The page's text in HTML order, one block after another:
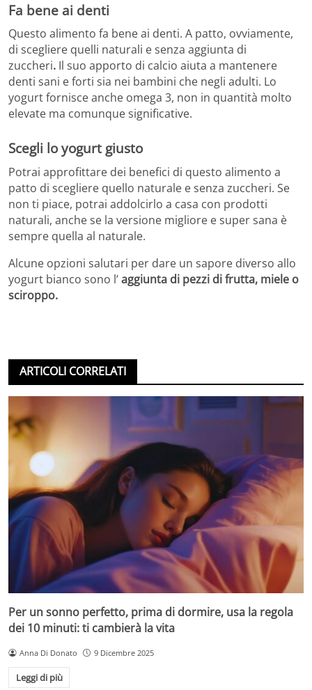
Fa bene ai denti
Questo alimento fa bene ai denti. A patto, ovviamente,
di scegliere quelli naturali e senza aggiunta di
zuccheri. Il suo apporto di calcio aiuta a mantenere
denti sani e forti sia nei bambini che negli adulti. Lo
yogurt fornisce anche omega 3, non in quantità molto
elevate ma comunque significative.
Scegli lo yogurt giusto
Potrai approfittare dei benefici di questo alimento a
patto di scegliere quello naturale e senza zuccheri. Se
non ti piace, potrai addolcirlo a casa con prodotti
naturali, anche se la versione migliore e super sana è
sempre quella al naturale.
Alcune opzioni salutari per dare un sapore diverso allo
yogurt bianco sono l’aggiunta di pezzi di frutta, miele o
sciroppo.
ARTICOLI CORRELATI
Per un sonno perfetto, prima di dormire, usa la regola
dei 10 minuti: ti cambierà la vita
Anna Di Donato 9 Dicembre 2025
Leggi di più